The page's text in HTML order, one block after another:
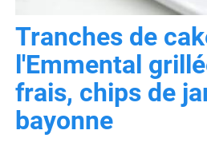
Tranches de
l'Emmental
frais, chips de
bayonne